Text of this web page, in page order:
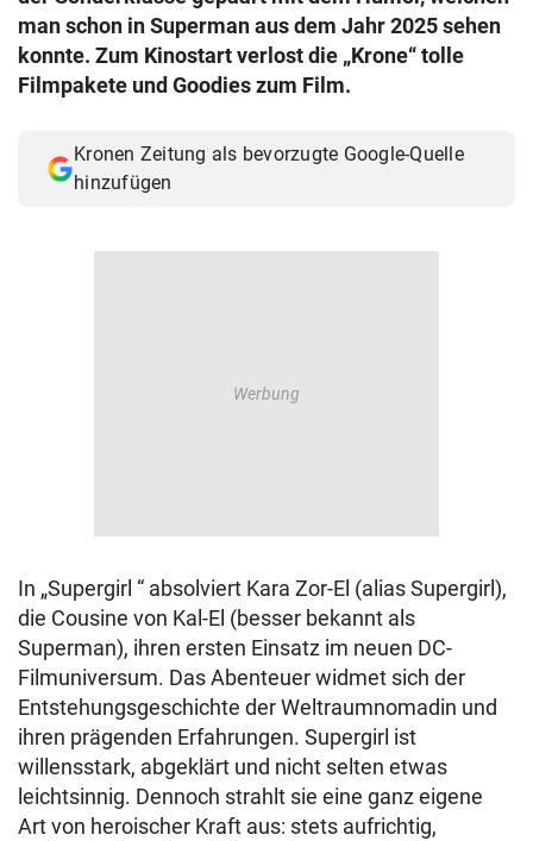
man schon in Superman aus dem Jahr 2025 sehen
konnte. Zum Kinostart verlost die „Krone“ tolle
Filmpakete und Goodies zum Film.
Kronen Zeitung als bevorzugte Google-Quelle
hinzufügen
In „Supergirl “ absolviert Kara Zor-El (alias Supergirl),
die Cousine von Kal-El (besser bekannt als
Superman), ihren ersten Einsatz im neuen DC-
Filmuniversum. Das Abenteuer widmet sich der
Entstehungsgeschichte der Weltraumnomadin und
ihren prägenden Erfahrungen. Supergirl ist
willensstark, abgeklärt und nicht selten etwas
leichtsinnig. Dennoch strahlt sie eine ganz eigene
Art von heroischer Kraft aus: stets aufrichtig,